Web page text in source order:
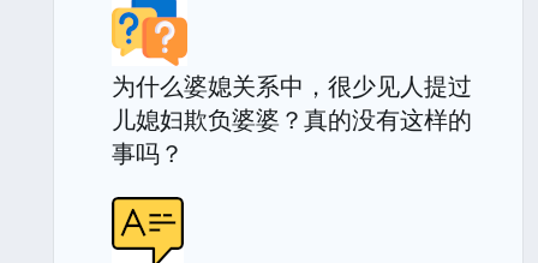
为什么婆媳关系中，很少见人提过
儿媳妇欺负婆婆？真的没有这样的
事吗？